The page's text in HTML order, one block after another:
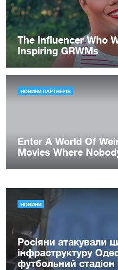
НОВИНИ
Росіяни атакували
інфраструктуру
футбольний